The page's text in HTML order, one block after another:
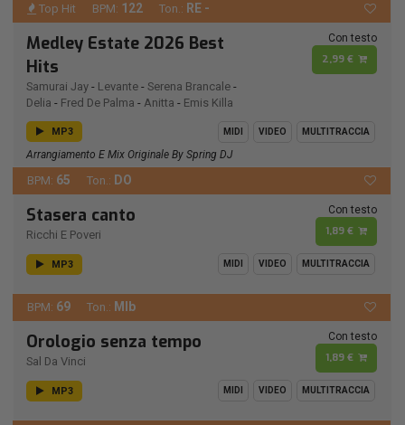
Top Hit BPM: 122 Ton.: RE -
Medley Estate 2026 Best
Hits
Samurai Jay - Levante - Serena Brancale -
Delia - Fred De Palma - Anitta - Emis Killa
Con testo
2,99 €
MP3 MIDI VIDEO MULTITRACCIA
Arrangiamento E Mix Originale By Spring DJ
BPM: 65 Ton.: DO
Stasera canto
Ricchi E Poveri
Con testo
1,89 €
MP3 MIDI VIDEO MULTITRACCIA
BPM: 69 Ton.: MIb
Orologio senza tempo
Sal Da Vinci
Con testo
1,89 €
MP3 MIDI VIDEO MULTITRACCIA